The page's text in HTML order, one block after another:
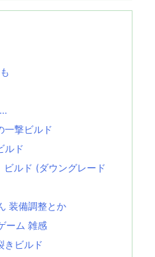
一撃ビルド
ルド
ルド (ダウングレード
装備調整とか
ーム 雑感
きビルド